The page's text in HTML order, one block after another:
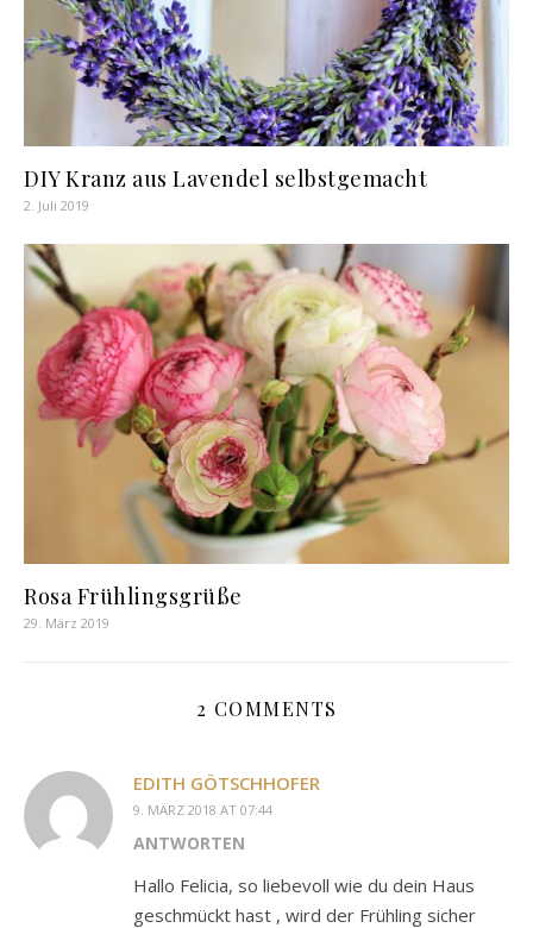
DIY Kranz aus Lavendel selbstgemacht
2. Juli 2019
Rosa Frühlingsgrüße
29. März 2019
2 COMMENTS
EDITH GÖTSCHHOFER
9. MÄRZ 2018 AT 07:44
ANTWORTEN
Hallo Felicia, so liebevoll wie du dein Haus
geschmückt hast , wird der Frühling sicher